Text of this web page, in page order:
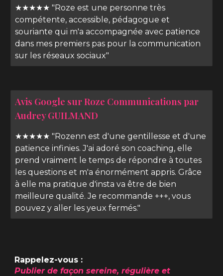
★★★★★ "Roze est une personne très
compétente, accessible, pédagogue et
souriante qui m'a accompagnée avec patience
dans mes premiers pas pour la communication
sur les réseaux sociaux"
Avis Google sur Roze Communications par
Audrey GUILMAND
★★★★★ "Rozenn est d'une gentillesse et d'une
patience infinies. J'ai adoré son coaching, elle
prend vraiment le temps de répondre à toutes
les questions et m'a énormément appris. Grâce
à elle ma pratique d'insta va être de bien
meilleure qualité. Je recommande +++, vous
pouvez y aller les yeux fermés."
Rappelez-vous :
Publier de façon sereine, régulière et